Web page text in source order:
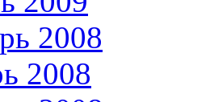
2008
2008